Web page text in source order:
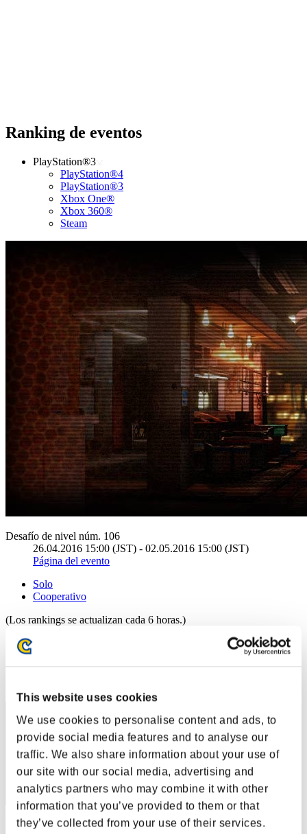
This website uses cookies
We use cookies to personalise content and ads, to
provide social media features and to analyse our
traffic. We also share information about your use of
our site with our social media, advertising and
analytics partners who may combine it with other
information that you’ve provided to them or that
they’ve collected from your use of their services.
Ranking de eventos
PlayStation®3
PlayStation®4
PlayStation®3
Xbox One®
Xbox 360®
Steam
Desafío de nivel núm. 106
26.04.2016 15:00 (JST) - 02.05.2016 15:00 (JST)
Página del evento
Solo
Cooperativo
(Los rankings se actualizan cada 6 horas.)
Rankings
Puntos: -